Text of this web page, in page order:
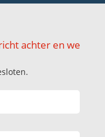
achter en we